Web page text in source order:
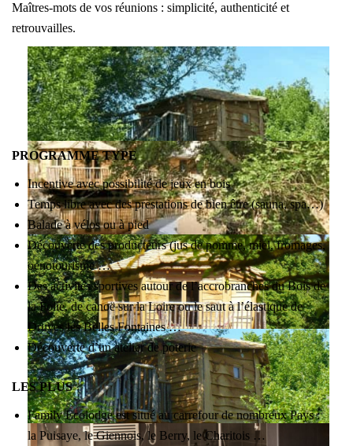
Maîtres-mots de vos réunions : simplicité, authenticité et
retrouvailles.
PROGRAMME TYPE
Incentive avec possibilité de jeux en bois
Temps libre avec des prestations de bien être (sauna, spa…)
Balade à vélos ou à pied
Découverte des producteurs (jus de pomme, miel, fromages,
oenotourisme …
Des activités sportives autour de l’accrobranches du Bois de
la Folie, de canoë sur la Loire ou le saut à l’élastique de
Druyes les Belles Fontaines …
Découverte d’un atelier de poterie
LES PLUS
Family Ecolodge est situé au carrefour de nombreux Pays :
la Puisaye, le Giennois, le Berry, le Charitois …